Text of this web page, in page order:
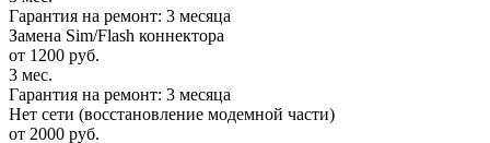
Гарантия на ремонт: 3 месяца
Замена Sim/Flash коннектора
от 1200 руб.
3 мес.
Гарантия на ремонт: 3 месяца
Нет сети (восстановление модемной части)
от 2000 руб.